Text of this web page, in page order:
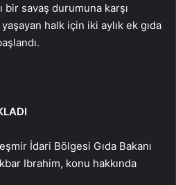
bir savaş durumuna karşı
halk için iki aylık ek gıda
İdari Bölgesi Gıda Bakanı
Ibrahim, konu hakkında